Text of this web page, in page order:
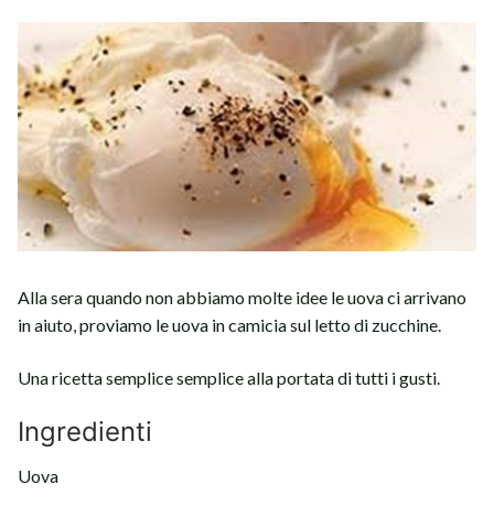
Alla sera quando non abbiamo molte idee le uova ci arrivano
in aiuto, proviamo le uova in camicia sul letto di zucchine.
Una ricetta semplice semplice alla portata di tutti i gusti.
Ingredienti
Uova